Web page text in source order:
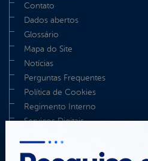
Contato
Dados abertos
Glossário
Mapa do Site
Notícias
Perguntas Frequentes
Política de Cookies
Regimento Interno
Serviços Digitais